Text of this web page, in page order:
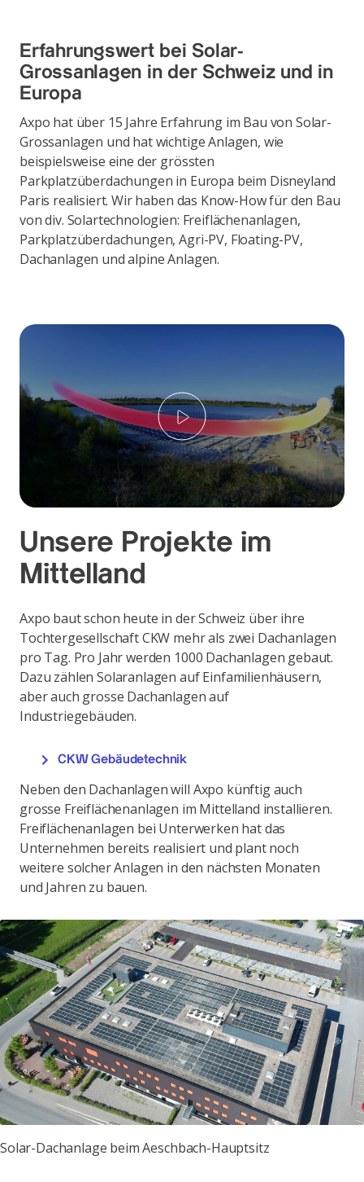
Erfahrungswert bei Solar-
Grossanlagen in der Schweiz und in
Europa
Axpo hat über 15 Jahre Erfahrung im Bau von Solar-
Grossanlagen und hat wichtige Anlagen, wie
beispielsweise eine der grössten
Parkplatzüberdachungen in Europa beim Disneyland
Paris realisiert. Wir haben das Know-How für den Bau
von div. Solartechnologien: Freiflächenanlagen,
Parkplatzüberdachungen, Agri-PV, Floating-PV,
Dachanlagen und alpine Anlagen.
Play
Unsere Projekte im
Mittelland
Axpo baut schon heute in der Schweiz über ihre
Tochtergesellschaft CKW mehr als zwei Dachanlagen
pro Tag. Pro Jahr werden 1000 Dachanlagen gebaut.
Dazu zählen Solaranlagen auf Einfamilienhäusern,
aber auch grosse Dachanlagen auf
Industriegebäuden.
CKW Gebäudetechnik
Neben den Dachanlagen will Axpo künftig auch
grosse Freiflächenanlagen im Mittelland installieren.
Freiflächenanlagen bei Unterwerken hat das
Unternehmen bereits realisiert und plant noch
weitere solcher Anlagen in den nächsten Monaten
und Jahren zu bauen.
Solar-Dachanlage beim Aeschbach-Hauptsitz